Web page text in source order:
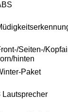
Seiten-/
hinten
Paket
Lautsprecher